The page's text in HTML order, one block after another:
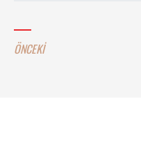
ÖNCEKİ